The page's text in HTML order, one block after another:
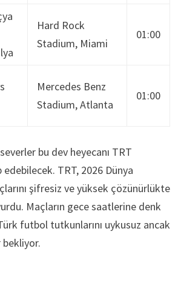
Hard Rock
Stadium, Miami
01:00
Mercedes Benz
Stadium, Atlanta
01:00
bu dev heyecanı TRT
TRT, 2026 Dünya
şifresiz ve yüksek çözünürlükte
Maçların gece saatlerine denk
futbol tutkunlarını uykusuz ancak